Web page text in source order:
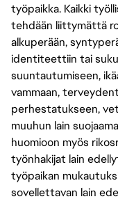
työpaikka. Kaikki
tehdään liittymättä
alkuperään,
identiteettiin tai
suuntautumiseen,
vammaan,
perhestatukseen,
muuhun lain
huomioon myös
työnhakijat lain
työpaikan
sovellettavan lain